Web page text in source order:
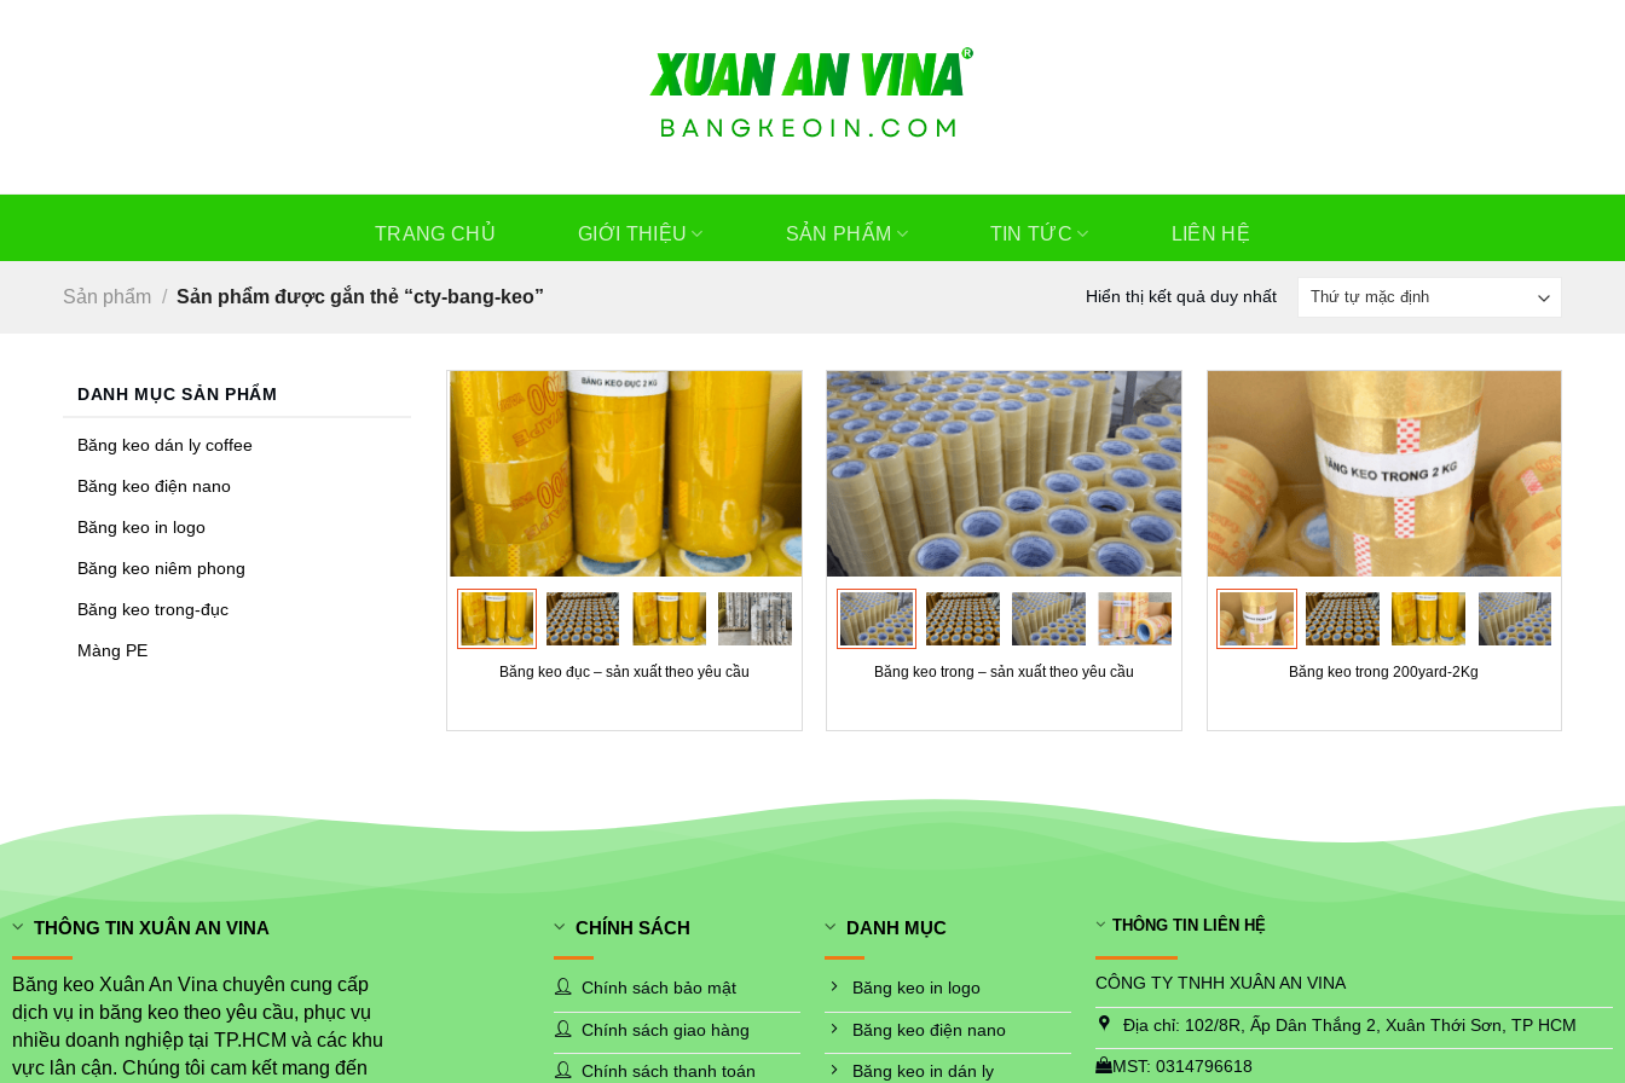
TRANG CHỦ GIỚI THIỆU SẢN PHẨM TIN TỨC LIÊN HỆ
Sản phẩm / Sản phẩm được gắn thẻ “cty-bang-keo” Hiển thị kết quả duy nhất
DANH MỤC SẢN PHẨM
Băng keo dán ly coffee
Băng keo điện nano
Băng keo in logo
Băng keo niêm phong
Băng keo trong-đục
Màng PE
Băng keo đục – sản xuất theo yêu cầu Băng keo trong – sản xuất theo yêu cầu Băng keo trong 200yard-2Kg
THÔNG TIN XUÂN AN VINA
Băng keo Xuân An Vina chuyên cung cấp
dịch vụ in băng keo theo yêu cầu, phục vụ
nhiều doanh nghiệp tại TP.HCM và các khu
vực lân cận. Chúng tôi cam kết mang đến
CHÍNH SÁCH
Chính sách bảo mật
Chính sách giao hàng
Chính sách thanh toán
DANH MỤC
Băng keo in logo
Băng keo điện nano
Băng keo in dán ly
THÔNG TIN LIÊN HỆ
CÔNG TY TNHH XUÂN AN VINA
Địa chỉ: 102/8R, Ấp Dân Thắng 2, Xuân Thới Sơn, TP HCM
MST: 0314796618